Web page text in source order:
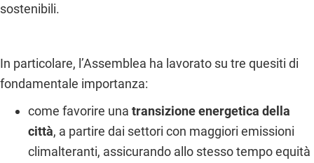
sostenibili.
In particolare, l’Assemblea ha lavorato su tre quesiti di
fondamentale importanza:
come favorire una transizione energetica della
città, a partire dai settori con maggiori emissioni
climalteranti, assicurando allo stesso tempo equità